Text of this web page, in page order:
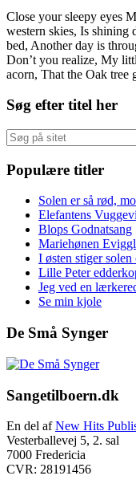
Close your sleepy eyes
western skies, Is shining
bed, Another day is
Don’t you realize, My
acorn, That the Oak
Primær
Sidebar
Søg efter titel her
Søg
på
sitet
Populære titler
Solen er så rød,
Elefantens
Blops Godnatsang
Mariehønen
I østen stiger solen
Lille Peter
Jeg ved en
Se min kjole
De Små Synger
Footer
Sangetilboern.dk
En del afNew Hits
Vesterballevej 5, 2. sal
7000 Fredericia
CVR: 28191456